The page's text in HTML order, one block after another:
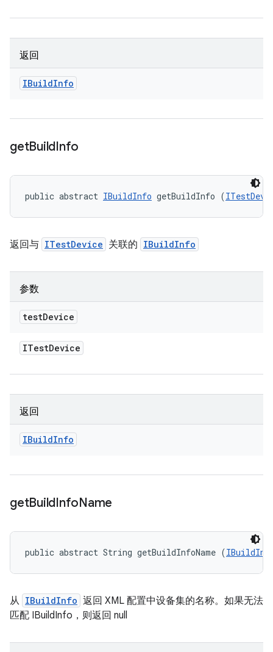
返回
IBuildInfo
getBuildInfo
public abstract IBuildInfo getBuildInfo (
返回与 ITestDevice 关联的 IBuildInfo
参数
testDevice
ITestDevice
返回
IBuildInfo
getBuildInfoName
public abstract String getBuildInfoName (
从 IBuildInfo 返回 XML 配置中设备集的名称。如果无法
匹配 IBuildInfo，则返回 null